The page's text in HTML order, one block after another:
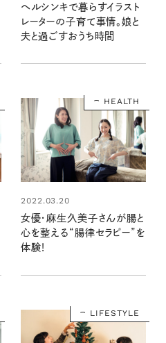
ヘルシンキで暮らすイラスト
レーターの子育て事情。娘と
夫と過ごすおうち時間
HEALTH
2022.03.20
女優・麻生久美子さんが腸と
心を整える“腸律セラピー”を
体験！
LIFESTYLE